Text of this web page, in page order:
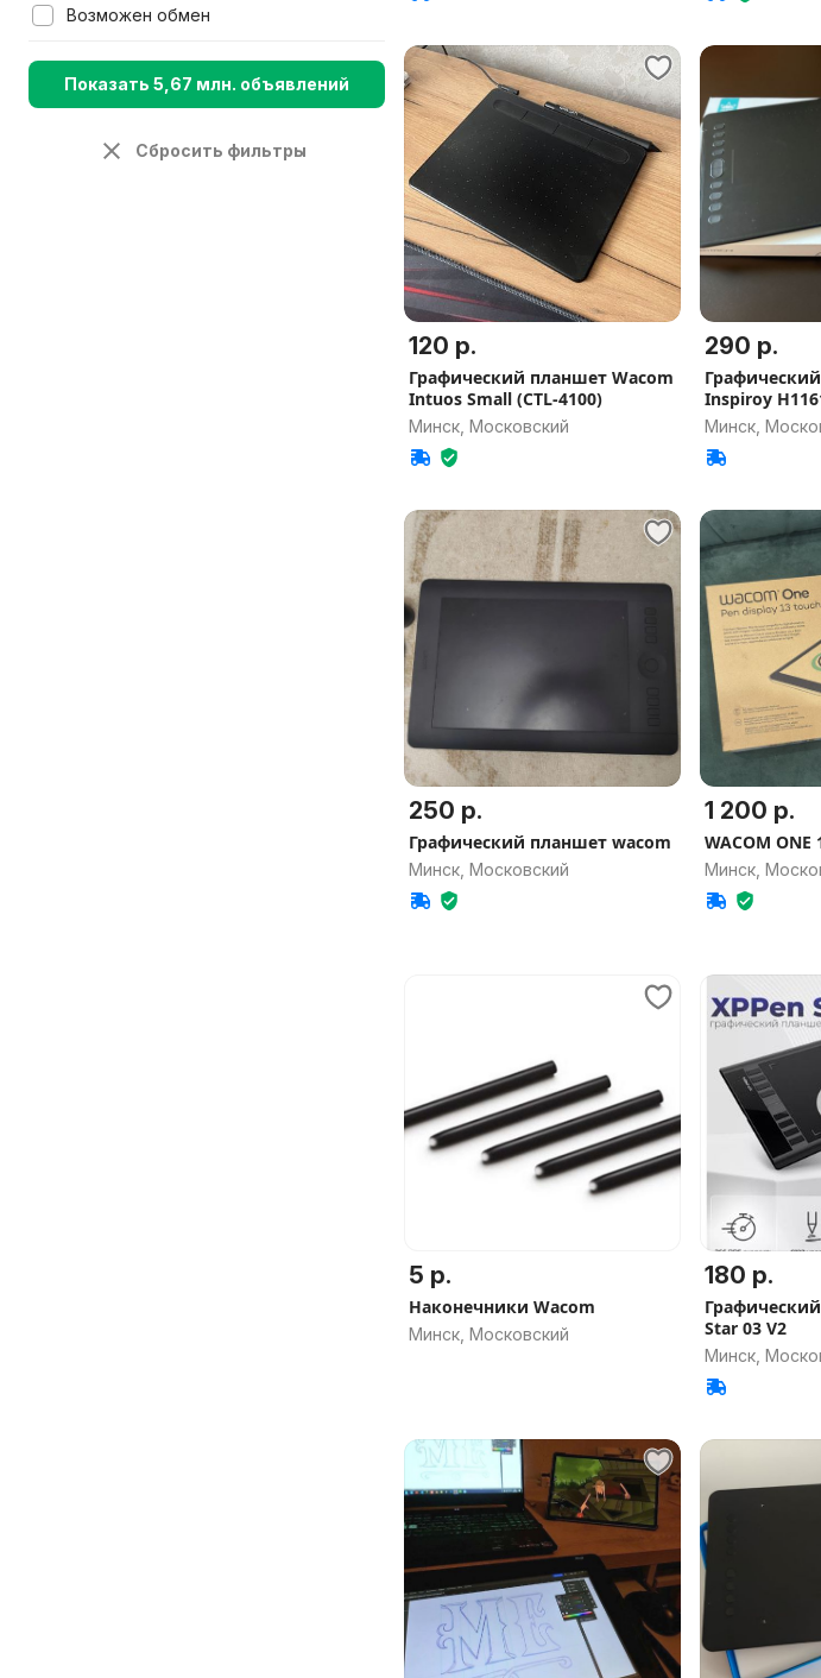
Возможен обмен
Показать 5,67 млн. объявлений
Сбросить фильтры
120 р.
Графический планшет Wacom
Intuos Small (CTL-4100)
Минск, Московский
290 р.
Inspiroy
Минск,
250 р.
Графический планшет wacom
Минск, Московский
1 200 р.
WACOM ONE
Минск,
5 р.
Наконечники Wacom
Минск, Московский
180 р.
Star 03 V2
Минск,